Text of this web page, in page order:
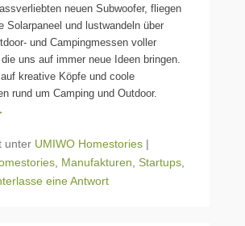
neuen Subwoofer, fliegen
Solarpaneel und lustwandeln über
und Campingmessen voller
uns auf immer neue Ideen bringen.
kreative Köpfe und coole
rund um Camping und Outdoor.
unter UMIWO Homestories |
Manufakturen Startups
eine Antwort